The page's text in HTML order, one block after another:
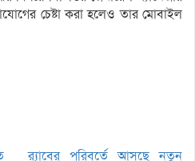
চেষ্টা করা হলেও তার মোবাইল
র‌্যাবের পরিবর্তে আসছে নতুন